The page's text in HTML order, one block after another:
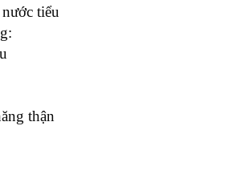
tiểu
thận